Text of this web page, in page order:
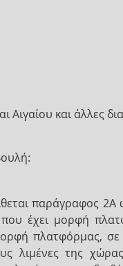
και άλλες
παράγραφος
έχει μορφή
πλατφόρμας, σε
λιμένες της